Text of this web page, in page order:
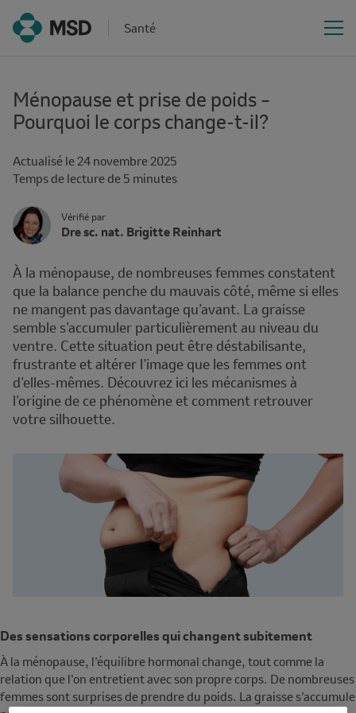
Santé
Ménopause et prise de poids –
Pourquoi le corps change-t-il?
Actualisé le24 novembre 2025
Time
Temps de lecture de 5 minutes
Author Vérifié par
Author's
Avatar
Name
Dre sc. nat. Brigitte Reinhart
À la ménopause, de nombreuses femmes constatent
que la balance penche du mauvais côté, même si elles
ne mangent pas davantage qu’avant. La graisse
semble s’accumuler particulièrement au niveau du
ventre. Cette situation peut être déstabilisante,
frustrante et altérer l’image que les femmes ont
d’elles-mêmes. Découvrez ici les mécanismes à
l’origine de ce phénomène et comment retrouver
votre silhouette.
Des sensations corporelles qui changent subitement
À la ménopause, l’équilibre hormonal change, tout comme la
relation que l’on entretient avec son propre corps. De nombreuses
femmes sont surprises de prendre du poids. La graisse s’accumule